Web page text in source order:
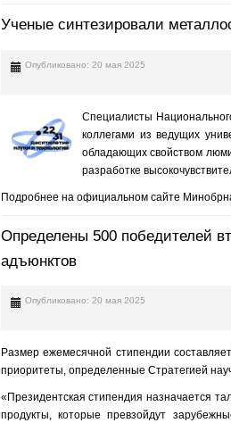
Ученые синтезировали
Опубликовано: 20 мая 2025
Специалисты
коллегами из ведущих
обладающих свойством
разработке
Подробнее на официальном сайте
Определены 500 победителей
адъюнктов
Опубликовано: 20 мая 2025
Размер ежемесячной стипендии
приоритеты, определенные Стратегией
«Президентская стипендия назначается
продукты, которые превзойдут